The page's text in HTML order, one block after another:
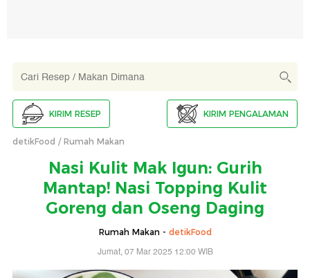
KIRIM RESEP KIRIM PENGALAMAN
detikFood Rumah Makan
Nasi Kulit Mak Igun: Gurih
Mantap! Nasi Topping Kulit
Goreng dan Oseng Daging
Rumah Makan - detikFood
Jumat, 07 Mar 2025 12:00 WIB